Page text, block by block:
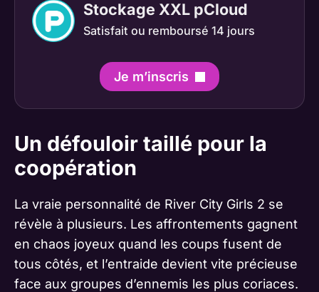
Stockage XXL pCloud
Satisfait ou remboursé 14 jours
Je m’inscris
Un défouloir taillé pour la
coopération
La vraie personnalité de River City Girls 2 se
révèle à plusieurs. Les affrontements gagnent
en chaos joyeux quand les coups fusent de
tous côtés, et l’entraide devient vite précieuse
face aux groupes d’ennemis les plus coriaces.